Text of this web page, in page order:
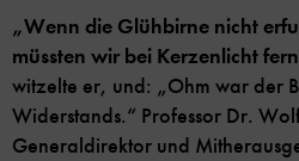
„Wenn die Glühbirne nicht
müssten wir bei Kerzenlicht
witzelte er, und: „Ohm war der
Widerstands.“ Professor Dr.
Generaldirektor und